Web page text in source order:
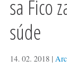
sa Fico
súde
14. 02. 2018 |